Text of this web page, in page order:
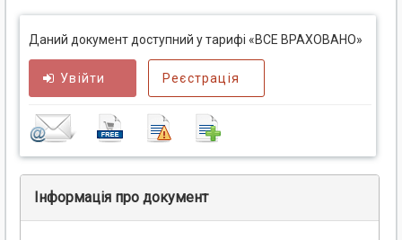
Даний документ доступний у тарифі «ВСЕ ВРАХОВАНО»
Увійти Реєстрація
Інформація про документ